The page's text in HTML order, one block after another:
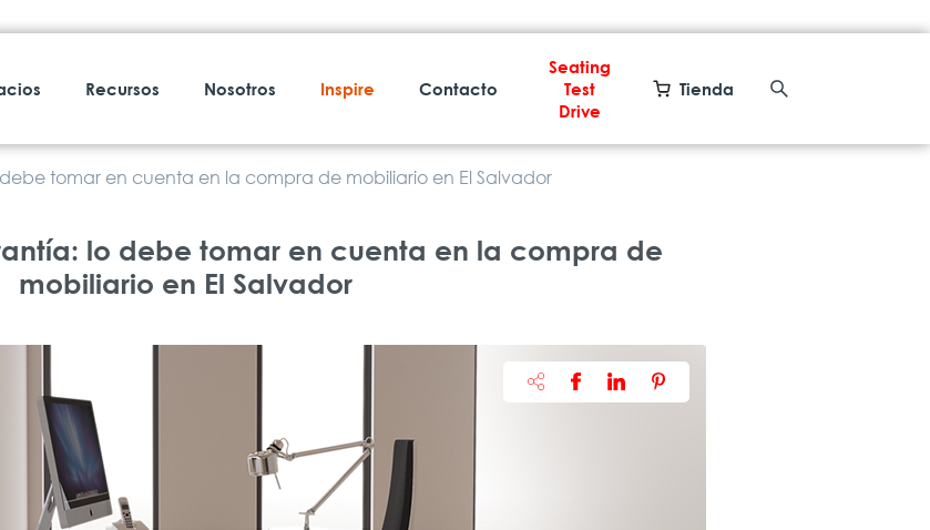
Recursos Nosotros Inspire Contacto
Seating
Test
Drive
Tienda
tomar en cuenta en la compra de mobiliario en El Salvador
lo debe tomar en cuenta en la compra de
mobiliario en El Salvador